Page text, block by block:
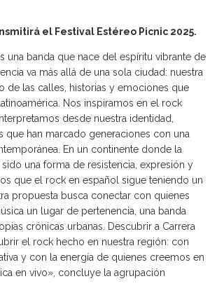
el Festival Estéreo Picnic 2025.
una banda que nace del espíritu vibrante de
va más allá de una sola ciudad: nuestra
de las calles, historias y emociones que
Nos inspiramos en el rock
desde nuestra identidad,
que han marcado generaciones con una
En un continente donde la
una forma de resistencia, expresión y
que el rock en español sigue teniendo un
propuesta busca conectar con quienes
un lugar de pertenencia, una banda
crónicas urbanas. Descubrir a Carrera
el rock hecho en nuestra región: con
y con la energía de quienes creemos en
en vivo», concluye la agrupación